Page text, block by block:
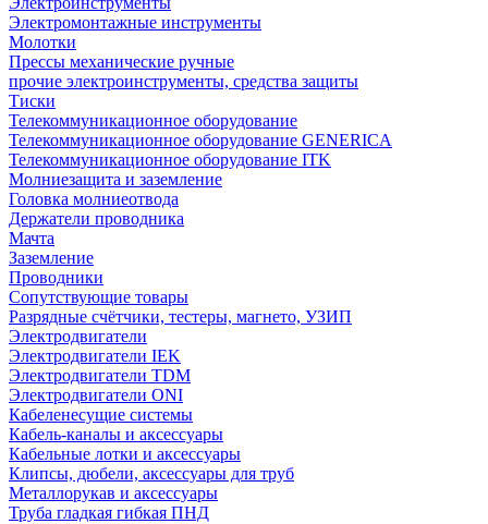
Электромонтажные инструменты
Молотки
Прессы механические ручные
прочие электроинструменты, средства защиты
Тиски
Телекоммуникационное оборудование
Телекоммуникационное оборудование GENERICA
Телекоммуникационное оборудование ITK
Молниезащита и заземление
Головка молниеотвода
Держатели проводника
Мачта
Заземление
Проводники
Сопутствующие товары
Разрядные счётчики, тестеры, магнето, УЗИП
Электродвигатели
Электродвигатели IEK
Электродвигатели TDM
Электродвигатели ONI
Кабеленесущие системы
Кабель-каналы и аксессуары
Кабельные лотки и аксессуары
Клипсы, дюбели, аксессуары для труб
Металлорукав и аксессуары
Труба гладкая гибкая ПНД